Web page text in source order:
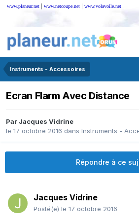
www.planeur.net | www.netcoupe.net | www.volavoile.net
Instruments - Accessoires
Ecran Flarm Avec Distance
Par Jacques Vidrine
le 17 octobre 2016 dans Instruments -
Répondre à ce
Jacques Vidrine
Posté(e) le 17 octobre 2016